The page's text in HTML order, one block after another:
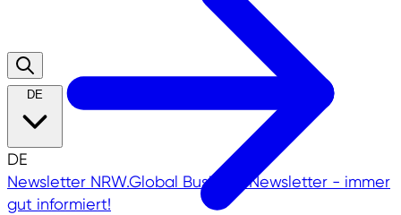
DE
DE
Newsletter NRW.Global Business Newsletter - immer
gut informiert!